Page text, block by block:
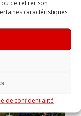
ou de retirer son
caractéristiques
de confidentialité